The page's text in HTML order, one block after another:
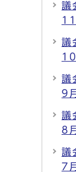
議
議
議
9
議
8
議
7